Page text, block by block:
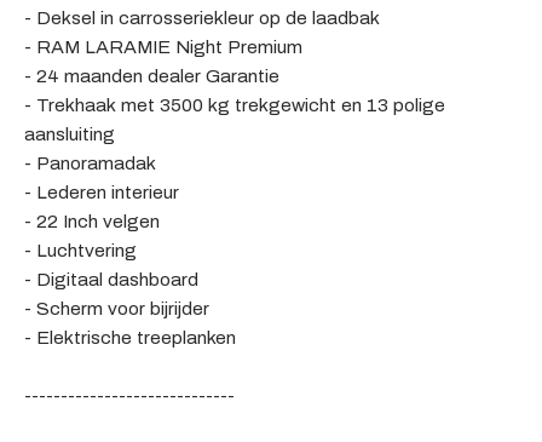
- Deksel in carrosseriekleur op de laadbak
- RAM LARAMIE Night Premium
- 24 maanden dealer Garantie
- Trekhaak met 3500 kg trekgewicht en 13 polige
aansluiting
- Panoramadak
- Lederen interieur
- 22 Inch velgen
- Luchtvering
- Digitaal dashboard
- Scherm voor bijrijder
- Elektrische treeplanken
-----------------------------